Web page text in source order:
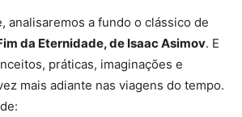
analisaremos a fundo o clássico de
da Eternidade, de Isaac Asimov. E
práticas, imaginações e
mais adiante nas viagens do tempo.